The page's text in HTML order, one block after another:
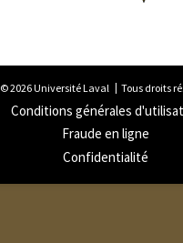
© 2026 Université Laval Tous droits
Conditions générales
Fraude en ligne
Confidentialité